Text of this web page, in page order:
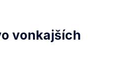
vonkajších